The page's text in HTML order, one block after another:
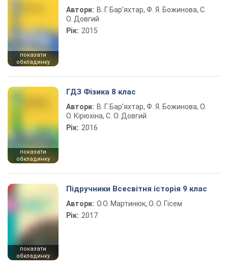
показати
обкладинку
Автори: В. Г. Бар’яхтар, Ф. Я. Божинова, С.
О. Довгий
Рік: 2015
показати
обкладинку
ГДЗ Фізика 8 клас
Автори: В. Г. Бар’яхтар, Ф. Я. Божинова, О.
О. Кірюхіна, С. О. Довгий
Рік: 2016
показати
обкладинку
Підручники Всесвітня історія 9 клас
Автори: О.О. Мартинюк, О. О. Гісем
Рік: 2017